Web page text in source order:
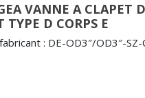
VANNE A CLAPET
TYPE D CORPS E
: DE-OD3″/OD3″-SZ-